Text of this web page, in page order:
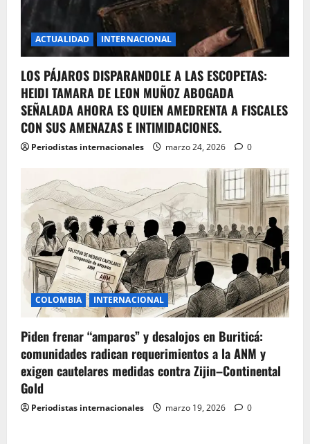
ACTUALIDAD INTERNACIONAL
LOS PÁJAROS DISPARANDOLE A LAS ESCOPETAS:
HEIDI TAMARA DE LEON MUÑOZ ABOGADA
SEÑALADA AHORA ES QUIEN AMEDRENTA A FISCALES
CON SUS AMENAZAS E INTIMIDACIONES.
Periodistas internacionales marzo 24, 2026 0
COLOMBIA INTERNACIONAL
Piden frenar “amparos” y desalojos en Buriticá:
comunidades radican requerimientos a la ANM y
exigen cautelares medidas contra Zijin–Continental
Gold
Periodistas internacionales marzo 19, 2026 0